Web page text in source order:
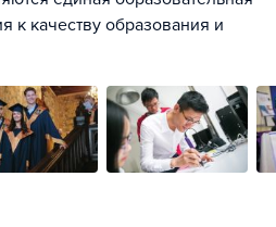
к качеству образования и